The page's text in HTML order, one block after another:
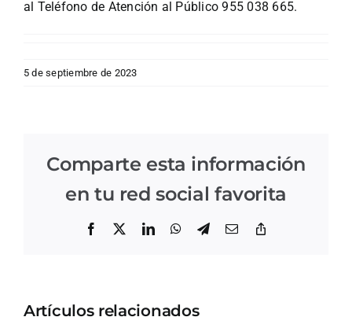
al Teléfono de Atención al Público 955 038 665.
5 de septiembre de 2023
Comparte esta información
en tu red social favorita
Facebook LinkedInWhatsApp
Telegram
Correo
Artículos relacionados